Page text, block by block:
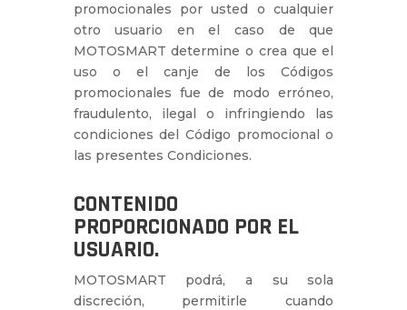
promocionales por usted o cualquier
otro usuario en el caso de que
MOTOSMART determine o crea que el
uso o el canje de los Códigos
promocionales fue de modo erróneo,
fraudulento, ilegal o infringiendo las
condiciones del Código promocional o
las presentes Condiciones.
CONTENIDO
PROPORCIONADO POR EL
USUARIO.
MOTOSMART podrá, a su sola
discreción, permitirle cuando